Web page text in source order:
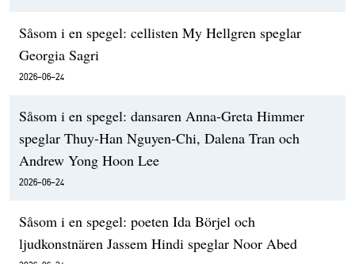
Såsom i en spegel: cellisten My Hellgren speglar
Georgia Sagri
2026-06-24
Såsom i en spegel: dansaren Anna-Greta Himmer
speglar Thuy-Han Nguyen-Chi, Dalena Tran och
Andrew Yong Hoon Lee
2026-06-24
Såsom i en spegel: poeten Ida Börjel och
ljudkonstnären Jassem Hindi speglar Noor Abed